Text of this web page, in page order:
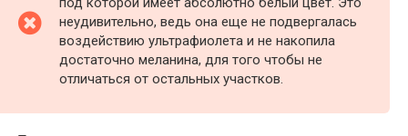
неудивительно, ведь она еще не подвергалась
воздействию ультрафиолета и не накопила
достаточно меланина, для того чтобы не
отличаться от остальных участков.